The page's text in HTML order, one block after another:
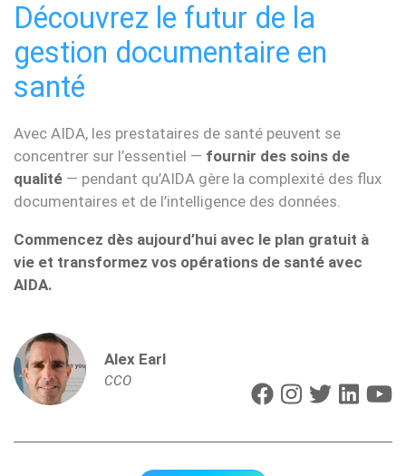
Découvrez le futur de la
gestion documentaire en
santé
Avec AIDA, les prestataires de santé peuvent se
concentrer sur l’essentiel — fournir des soins de
qualité — pendant qu’AIDA gère la complexité des flux
documentaires et de l’intelligence des données.
Commencez dès aujourd’hui avec le plan gratuit à
vie et transformez vos opérations de santé avec
AIDA.
Alex Earl
CCO